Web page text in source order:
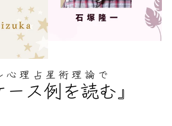
心理占星術理論で
ース例を読む』